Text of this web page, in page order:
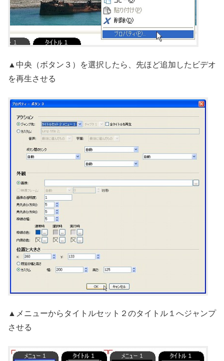
▲中央（ボタン３）を選択したら、先ほど追加したビデオ
を再生させる
▲メニューからタイトルセット２のタイトル１へジャンプ
させる